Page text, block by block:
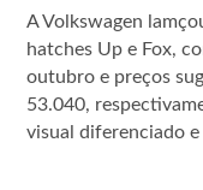
A Volkswagen
hatches Up e Fox,
outubro e preços
53.040,
visual diferenciado e